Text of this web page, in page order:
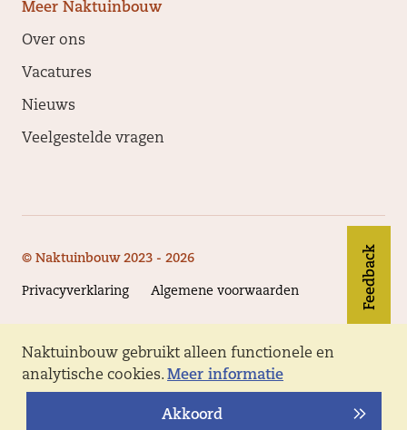
Feedback
Naktuinbouw gebruikt alleen functionele en
analytische cookies. Meer informatie
Akkoord
Meer Naktuinbouw
Over ons
Vacatures
Nieuws
Veelgestelde vragen
© Naktuinbouw 2023 - 2026
Privacyverklaring Algemene voorwaarden
Volg Naktuinbouw